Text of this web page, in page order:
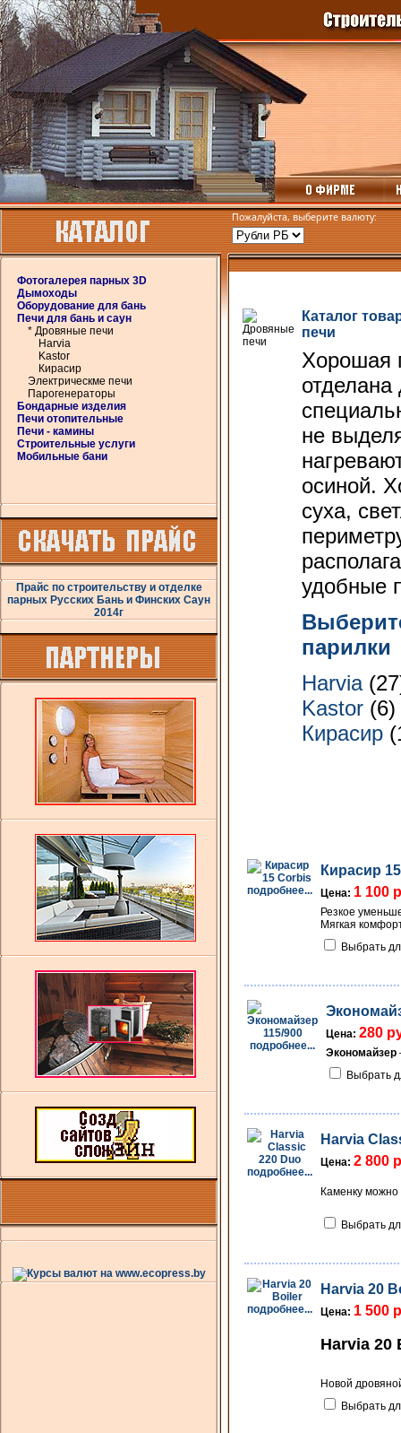
Фотогалерея парных 3D
Дымоходы
Оборудование для бань
Печи для бань и саун
* Дровяные печи
Harvia
Kastor
Кирасир
Электрическме печи
Парогенераторы
Бондарные изделия
Печи отопительные
Печи - камины
Строительные услуги
Мобильные бани
Прайс по строительству и отделке
парных Русских Бань и Финских Саун
2014г
Пожалуйста, выберите валюту:
Каталог
печи
Хорошая
не
осиной.
суха,
удобные
парилки
Harvia
Kastor (6)
Кирасир
подробнее...
Кирасир
Цена: 1 100
Резкое
Мягкая
Выбрать
подробнее...
Цена: 280
Экономайзер
Выбрать
подробнее...
Harvia
Цена: 2 800
Каменку можно
Выбрать
подробнее...
Harvia 20
Цена: 1 500
Harvia 20
Новой
Выбрать